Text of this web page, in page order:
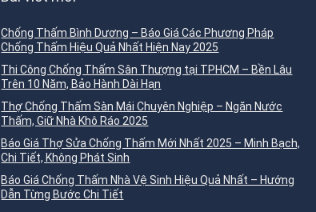
Chống Thấm Bình Dương – Báo Giá Các Phương Pháp
Chống Thấm Hiệu Quả Nhất Hiện Nay 2025
Thi Công Chống Thấm Sân Thượng tại TPHCM – Bền Lâu
Trên 10 Năm, Bảo Hành Dài Hạn
Thợ Chống Thấm Sàn Mái Chuyên Nghiệp – Ngăn Nước
Thấm, Giữ Nhà Khô Ráo 2025
Báo Giá Thợ Sửa Chống Thấm Mới Nhất 2025 – Minh Bạch,
Chi Tiết, Không Phát Sinh
Báo Giá Chống Thấm Nhà Vệ Sinh Hiệu Quả Nhất – Hướng
Dẫn Từng Bước Chi Tiết